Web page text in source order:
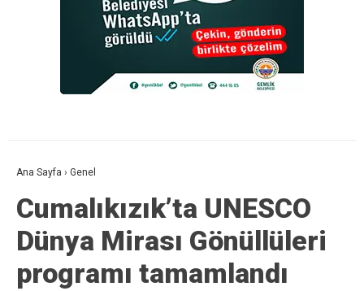
Ana Sayfa › Genel
Cumalıkızık’ta UNESCO
Dünya Mirası Gönüllüleri
programı tamamlandı